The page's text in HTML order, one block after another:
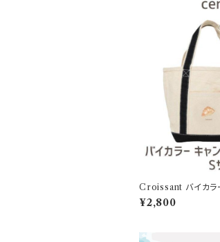
Croissant バイカラ
Sサイズ 12oz
¥2,800